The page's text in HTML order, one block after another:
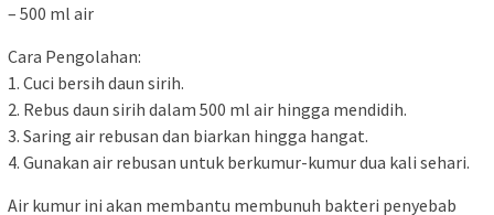
– 500 ml air
Cara Pengolahan:
1. Cuci bersih daun sirih.
2. Rebus daun sirih dalam 500 ml air hingga mendidih.
3. Saring air rebusan dan biarkan hingga hangat.
4. Gunakan air rebusan untuk berkumur-kumur dua kali sehari.
Air kumur ini akan membantu membunuh bakteri penyebab